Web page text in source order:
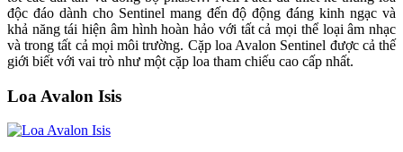
độc đáo dành cho Sentinel mang đến độ động đáng kinh ngạc và
khả năng tái hiện âm hình hoàn hảo với tất cả mọi thể loại âm nhạc
và trong tất cả mọi môi trường. Cặp loa Avalon Sentinel được cả thế
giới biết với vai trò như một cặp loa tham chiếu cao cấp nhất.
Loa Avalon Isis